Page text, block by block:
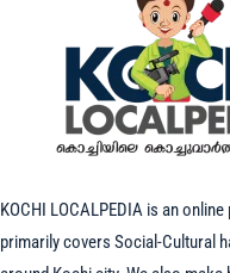
KOCHI LOCALPEDIA is an
primarily covers Social-Cultural